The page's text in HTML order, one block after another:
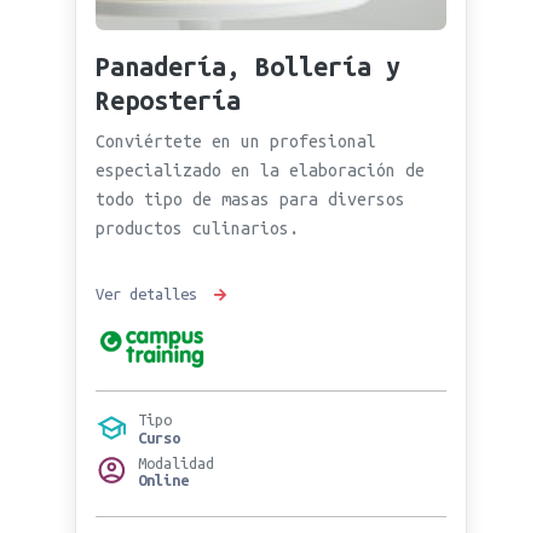
Panadería, Bollería y
Repostería
Conviértete en un profesional
especializado en la elaboración de
todo tipo de masas para diversos
productos culinarios.
Ver detalles
Tipo
Curso
Modalidad
Online